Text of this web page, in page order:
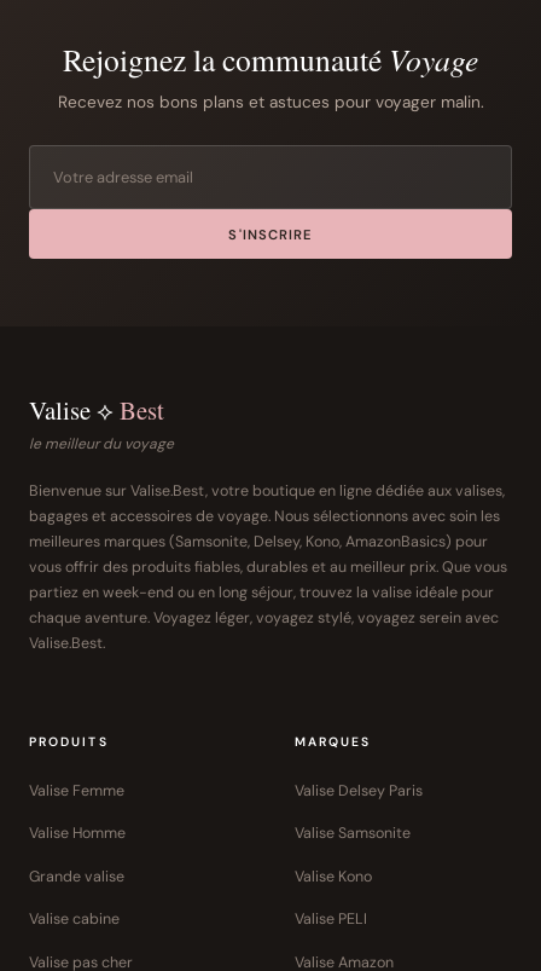
Rejoignez la communauté Voyage
Recevez nos bons plans et astuces pour voyager malin.
S'INSCRIRE
Valise ⟡ Best
le meilleur du voyage
Bienvenue sur Valise.Best, votre boutique en ligne dédiée aux valises,
bagages et accessoires de voyage. Nous sélectionnons avec soin les
meilleures marques (Samsonite, Delsey, Kono, AmazonBasics) pour
vous offrir des produits fiables, durables et au meilleur prix. Que vous
partiez en week-end ou en long séjour, trouvez la valise idéale pour
chaque aventure. Voyagez léger, voyagez stylé, voyagez serein avec
Valise.Best.
PRODUITS
Valise Femme
Valise Homme
Grande valise
Valise cabine
Valise pas cher
MARQUES
Valise Delsey Paris
Valise Samsonite
Valise Kono
Valise PELI
Valise Amazon